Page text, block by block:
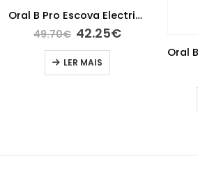
Oral B Pro Escova Electrica Cuidado Gengivas 1
49.70€ 42.25€
LER MAIS